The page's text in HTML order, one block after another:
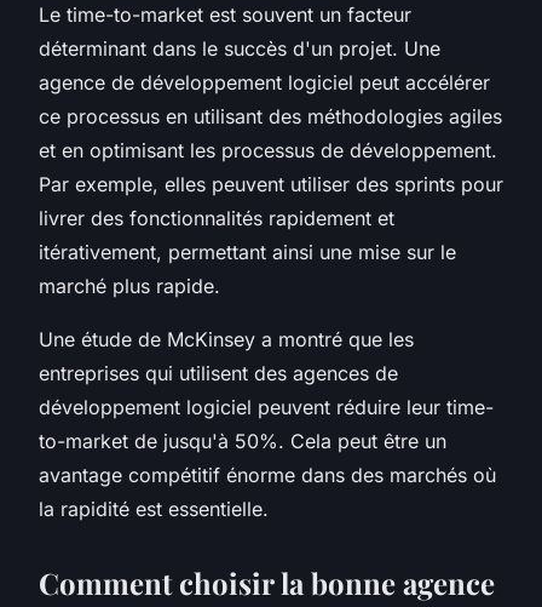
Le time-to-market est souvent un facteur
déterminant dans le succès d'un projet. Une
agence de développement logiciel peut accélérer
ce processus en utilisant des méthodologies agiles
et en optimisant les processus de développement.
Par exemple, elles peuvent utiliser des sprints pour
livrer des fonctionnalités rapidement et
itérativement, permettant ainsi une mise sur le
marché plus rapide.
Une étude de McKinsey a montré que les
entreprises qui utilisent des agences de
développement logiciel peuvent réduire leur time-
to-market de jusqu'à 50%. Cela peut être un
avantage compétitif énorme dans des marchés où
la rapidité est essentielle.
Comment choisir la bonne agence